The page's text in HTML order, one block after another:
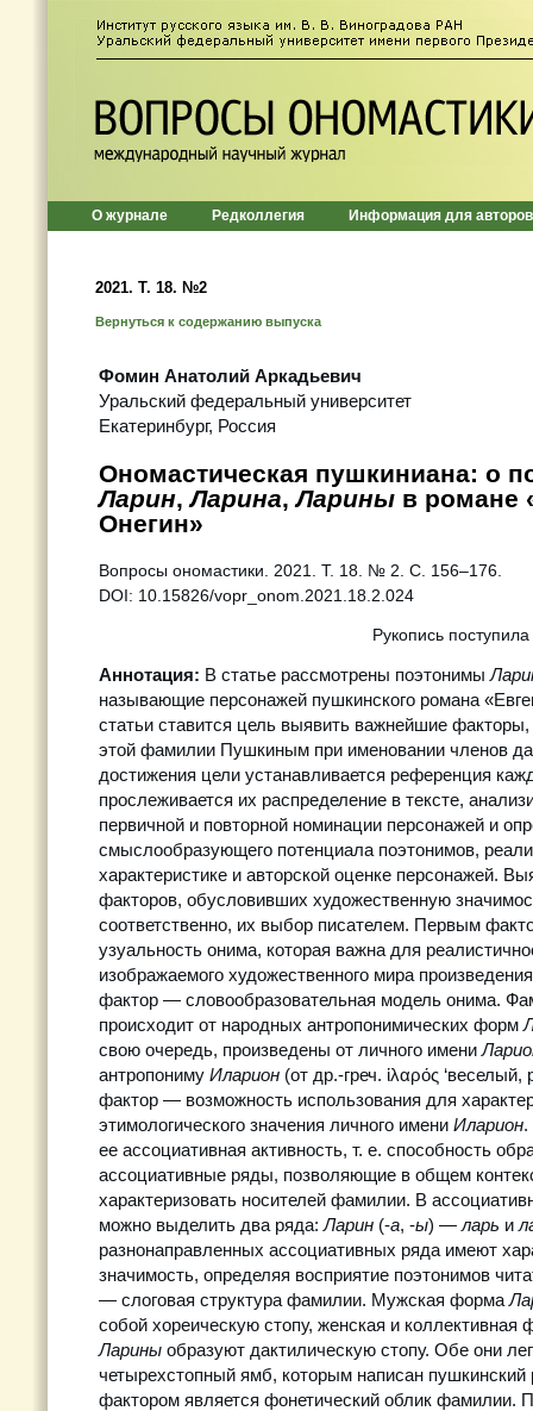
О журнале Редколлегия Информация для авторов
2021. Т. 18. №2
Вернуться к содержанию выпуска
Фомин Анатолий Аркадьевич
Уральский федеральный университет
Екатеринбург, Россия
Ономастическая пушкиниана: о
Ларин,Ларина,Ларины в романе
Онегин»
Вопросы ономастики. 2021. Т. 18. № 2. С. 156–176.
DOI: 10.15826/vopr_onom.2021.18.2.024
Рукопись
Аннотация: В статье рассмотрены поэтонимы
называющие персонажей пушкинского романа
статьи ставится цель выявить важнейшие
этой фамилии Пушкиным при именовании членов
достижения цели устанавливается референция
прослеживается их распределение в тексте,
первичной и повторной номинации персонажей и
смыслообразующего потенциала поэтонимов,
характеристике и авторской оценке персонажей.
факторов, обусловивших художественную
соответственно, их выбор писателем. Первым
узуальность онима, которая важна для
изображаемого художественного мира
фактор — словообразовательная модель онима.
происходит от народных антропонимических форм
свою очередь, произведены от личного имени
антропониму Иларион (от др.-греч. ἱλαρός ‘веселый,
фактор — возможность использования для
этимологического значения личного имени Иларион.
ее ассоциативная активность, т. е. способность
ассоциативные ряды, позволяющие в общем
характеризовать носителей фамилии. В
можно выделить два ряда:Ларин (-а, -ы) — ларь и
разнонаправленных ассоциативных ряда имеют
значимость, определяя восприятие поэтонимов
— слоговая структура фамилии. Мужская форма
собой хореическую стопу, женская и
Ларины образуют дактилическую стопу. Обе они
четырехстопный ямб, которым написан
фактором является фонетический облик фамилии.